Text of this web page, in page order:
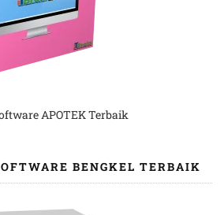
APOTEK Terbaik
BENGKEL TERBAIK